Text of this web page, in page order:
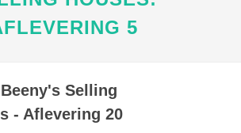
5
Selling
- Aflevering 20